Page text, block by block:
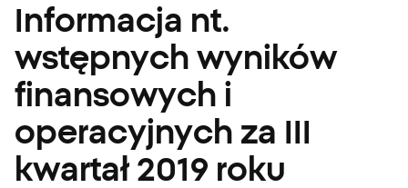
Informacja nt.
wstępnych wyników
finansowych i
operacyjnych za III
kwartał 2019 roku